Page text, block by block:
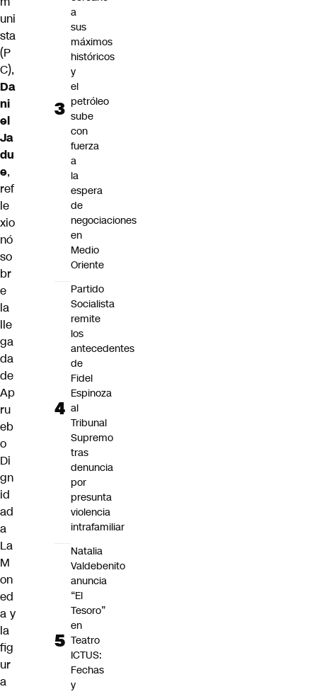
uni
sta
(P
C),
Da
ni
el
Ja
du
e,
ref
le
xio
nó
so
br
e
la
lle
ga
da
de
Ap
ru
eb
o
Di
gn
id
ad
a
La
M
on
ed
a y
la
fig
ur
a
a
sus
máximos
históricos
y
el
petróleo
sube
con
fuerza
a
la
espera
de
negociaciones
en
Medio
Oriente
Partido
Socialista
remite
los
antecedentes
de
Fidel
Espinoza
al
Tribunal
Supremo
tras
denuncia
por
presunta
violencia
intrafamiliar
Natalia
Valdebenito
anuncia
“El
Tesoro”
en
Teatro
ICTUS:
Fechas
y